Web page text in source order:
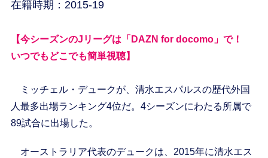
在籍時期：2015-19
【今シーズンのJリーグは「DAZN for docomo」で！
いつでもどこでも簡単視聴】
ミッチェル・デュークが、清水エスパルスの歴代外国
人最多出場ランキング4位だ。4シーズンにわたる所属で
89試合に出場した。
オーストラリア代表のデュークは、2015年に清水エス